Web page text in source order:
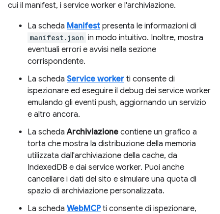
cui il manifest, i service worker e l'archiviazione.
La scheda Manifest presenta le informazioni di
manifest.json in modo intuitivo. Inoltre, mostra
eventuali errori e avvisi nella sezione
corrispondente.
La scheda Service worker ti consente di
ispezionare ed eseguire il debug dei service worker
emulando gli eventi push, aggiornando un servizio
e altro ancora.
La schedaArchiviazione contiene un grafico a
torta che mostra la distribuzione della memoria
utilizzata dall'archiviazione della cache, da
IndexedDB e dai service worker. Puoi anche
cancellare i dati del sito e simulare una quota di
spazio di archiviazione personalizzata.
La scheda WebMCPti consente di ispezionare,